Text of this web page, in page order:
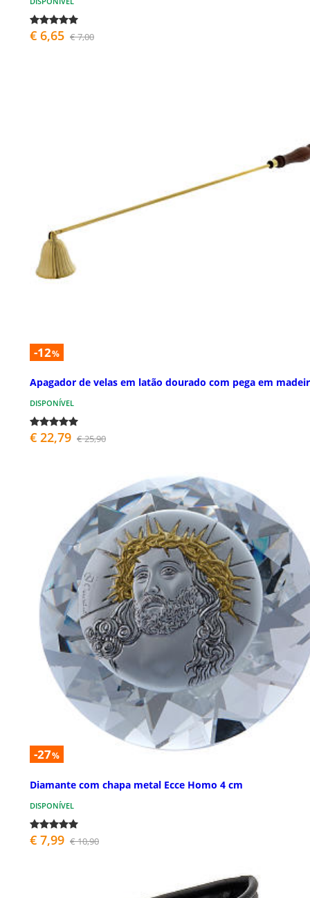
€ 6,65 € 7,00
-12%
Apagador de velas em latão dourado com pega em
DISPONÍVEL
€ 22,79 € 25,90
-27%
Diamante com chapa metal Ecce Homo 4 cm
DISPONÍVEL
€ 7,99 € 10,90